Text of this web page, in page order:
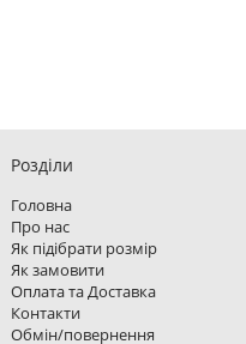
Розділи
Головна
Про нас
Як підібрати розмір
Як замовити
Оплата та Доставка
Контакти
Обмін/повернення